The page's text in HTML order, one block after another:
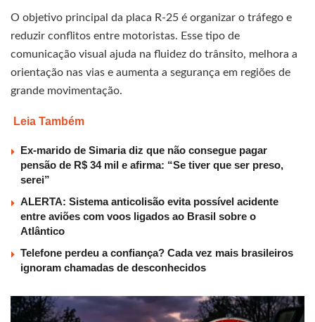
O objetivo principal da placa R-25 é organizar o tráfego e
reduzir conflitos entre motoristas. Esse tipo de
comunicação visual ajuda na fluidez do trânsito, melhora a
orientação nas vias e aumenta a segurança em regiões de
grande movimentação.
Leia Também
Ex-marido de Simaria diz que não consegue pagar
pensão de R$ 34 mil e afirma: “Se tiver que ser preso,
serei”
ALERTA: Sistema anticolisão evita possível acidente
entre aviões com voos ligados ao Brasil sobre o
Atlântico
Telefone perdeu a confiança? Cada vez mais brasileiros
ignoram chamadas de desconhecidos